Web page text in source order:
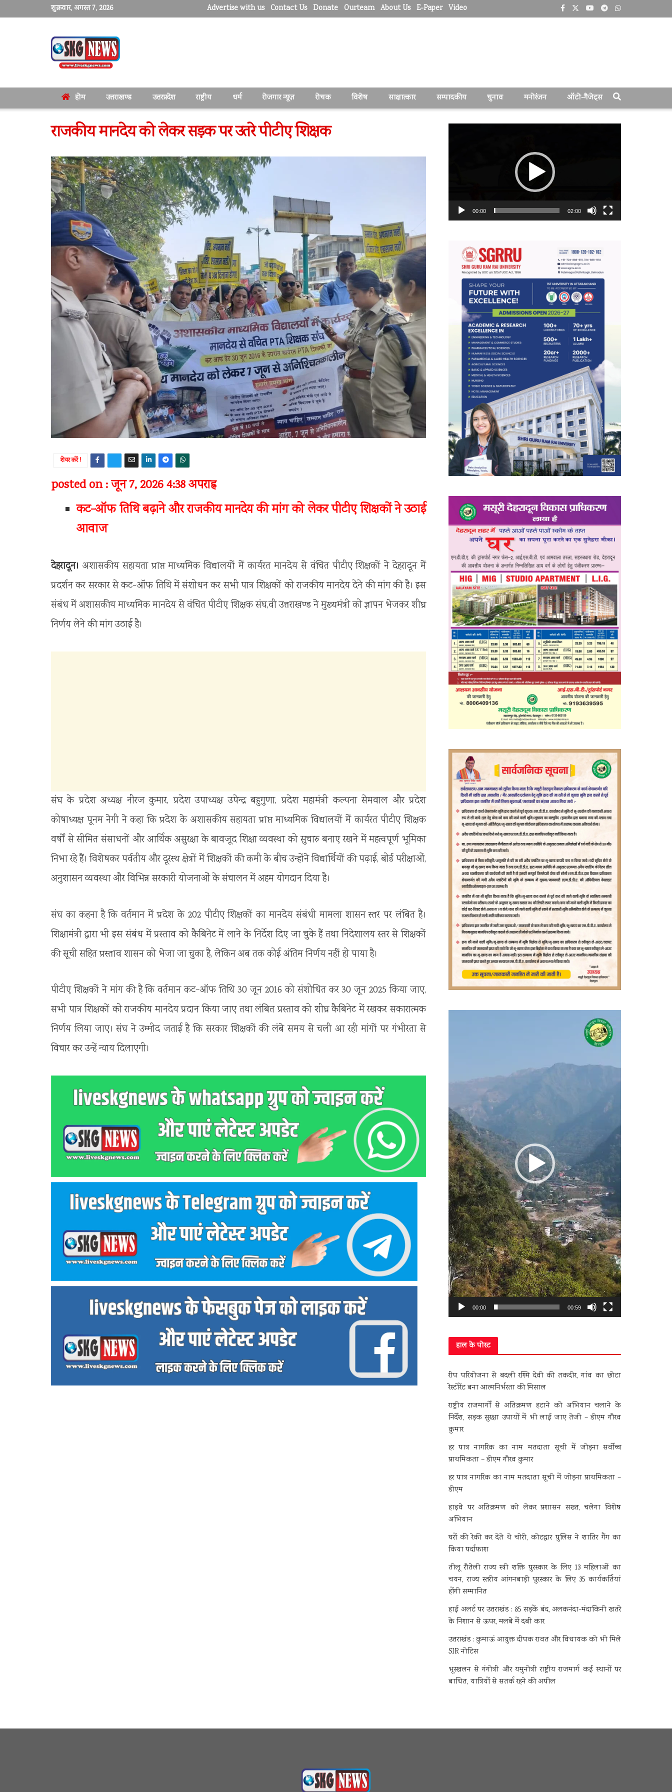
शुक्रवार, अगस्त 7, 2026 Advertise with us Contact Us Donate Ourteam About Us E-Paper Video
होम उत्तराखण्ड उत्तरप्रदेश राष्ट्रीय धर्म रोजगार न्यूज़ रोचक विशेष साक्षात्कार सम्पादकीय चुनाव मनोरंजन ऑटो-गैजेट्स
राजकीय मानदेय को लेकर सड़क पर उतरे पीटीए शिक्षक
शेयर करें !
posted on : जून 7, 2026 4:38 अपराह्न
कट-ऑफ तिथि बढ़ाने और राजकीय मानदेय की मांग को लेकर पीटीए शिक्षकों ने उठाई
आवाज
देहरादून। अशासकीय सहायता प्राप्त माध्यमिक विद्यालयों में कार्यरत मानदेय से वंचित पीटीए शिक्षकों ने देहरादून में
प्रदर्शन कर सरकार से कट-ऑफ तिथि में संशोधन कर सभी पात्र शिक्षकों को राजकीय मानदेय देने की मांग की है। इस
संबंध में अशासकीय माध्यमिक मानदेय से वंचित पीटीए शिक्षक संघ,वी उत्तराखण्ड ने मुख्यमंत्री को ज्ञापन भेजकर शीघ्र
निर्णय लेने की मांग उठाई है।
संघ के प्रदेश अध्यक्ष नीरज कुमार, प्रदेश उपाध्यक्ष उपेन्द्र बहुगुणा, प्रदेश महामंत्री कल्पना सेमवाल और प्रदेश
कोषाध्यक्ष पूनम नेगी ने कहा कि प्रदेश के अशासकीय सहायता प्राप्त माध्यमिक विद्यालयों में कार्यरत पीटीए शिक्षक
वर्षों से सीमित संसाधनों और आर्थिक असुरक्षा के बावजूद शिक्षा व्यवस्था को सुचारु बनाए रखने में महत्वपूर्ण भूमिका
निभा रहे हैं। विशेषकर पर्वतीय और दूरस्थ क्षेत्रों में शिक्षकों की कमी के बीच उन्होंने विद्यार्थियों की पढ़ाई, बोर्ड परीक्षाओं,
अनुशासन व्यवस्था और विभिन्न सरकारी योजनाओं के संचालन में अहम योगदान दिया है।
संघ का कहना है कि वर्तमान में प्रदेश के 202 पीटीए शिक्षकों का मानदेय संबंधी मामला शासन स्तर पर लंबित है।
शिक्षामंत्री द्वारा भी इस संबंध में प्रस्ताव को कैबिनेट में लाने के निर्देश दिए जा चुके हैं तथा निदेशालय स्तर से शिक्षकों
की सूची सहित प्रस्ताव शासन को भेजा जा चुका है, लेकिन अब तक कोई अंतिम निर्णय नहीं हो पाया है।
पीटीए शिक्षकों ने मांग की है कि वर्तमान कट-ऑफ तिथि 30 जून 2016 को संशोधित कर 30 जून 2025 किया जाए,
सभी पात्र शिक्षकों को राजकीय मानदेय प्रदान किया जाए तथा लंबित प्रस्ताव को शीघ्र कैबिनेट में रखकर सकारात्मक
निर्णय लिया जाए। संघ ने उम्मीद जताई है कि सरकार शिक्षकों की लंबे समय से चली आ रही मांगों पर गंभीरता से
विचार कर उन्हें न्याय दिलाएगी।
00:00 02:00
00:00 00:59
हाल के पोस्ट
रीप परियोजना से बदली रश्मि देवी की तकदीर, गांव का छोटा
रेस्टोरेंट बना आत्मनिर्भरता की मिसाल
राष्ट्रीय राजमार्गों से अतिक्रमण हटाने को अभियान चलाने के
निर्देश, सड़क सुरक्षा उपायों में भी लाई जाए तेजी – डीएम गौरव
कुमार
हर पात्र नागरिक का नाम मतदाता सूची में जोड़ना सर्वोच्च
प्राथमिकता – डीएम गौरव कुमार
हर पात्र नागरिक का नाम मतदाता सूची में जोड़ना प्राथमिकता –
डीएम
हाइवे पर अतिक्रमण को लेकर प्रशासन सख्त, चलेगा विशेष
अभियान
घरों की रेकी कर देते थे चोरी, कोटद्वार पुलिस ने शातिर गैंग का
किया पर्दाफाश
तीलू रौतेली राज्य स्त्री शक्ति पुरस्कार के लिए 13 महिलाओं का
चयन, राज्य स्तरीय आंगनबाड़ी पुरस्कार के लिए 35 कार्यकर्तियां
होंगी सम्मानित
हाई अलर्ट पर उत्तराखंड : 85 सड़कें बंद, अलकनंदा-मंदाकिनी खतरे
के निशान से ऊपर, मलबे में दबी कार
उत्तराखंड : कुमाऊं आयुक्त दीपक रावत और विधायक को भी मिले
SIR नोटिस
भूस्खलन से गंगोत्री और यमुनोत्री राष्ट्रीय राजमार्ग कई स्थानों पर
बाधित, यात्रियों से सतर्क रहने की अपील